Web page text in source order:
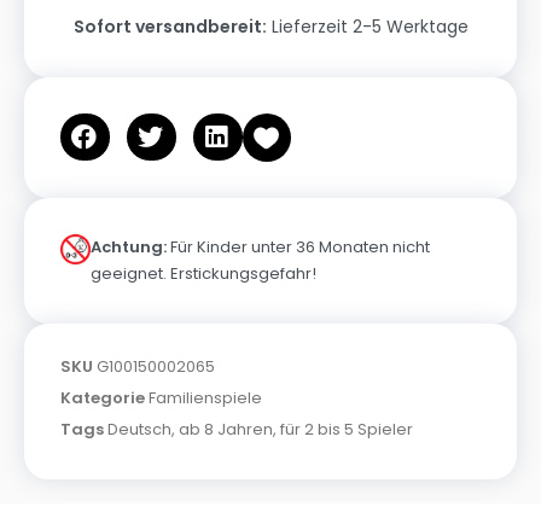
Sofort versandbereit: Lieferzeit 2-5 Werktage
Achtung:Für Kinder unter 36 Monaten nicht
geeignet. Erstickungsgefahr!
SKU G100150002065
KategorieFamilienspiele
TagsDeutsch, ab 8 Jahren, für 2 bis 5 Spieler